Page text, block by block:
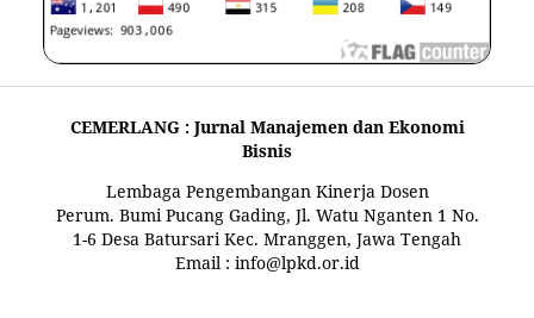
CEMERLANG : Jurnal Manajemen dan Ekonomi
Bisnis
Lembaga Pengembangan Kinerja Dosen
Perum. Bumi Pucang Gading, Jl. Watu Nganten 1 No.
1-6 Desa Batursari Kec. Mranggen, Jawa Tengah
Email : info@lpkd.or.id